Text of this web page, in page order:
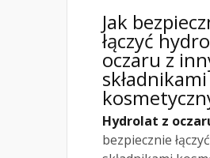
Jak
łączyć
oczaru z
składnikami
Hydrolat z
bezpiecznie